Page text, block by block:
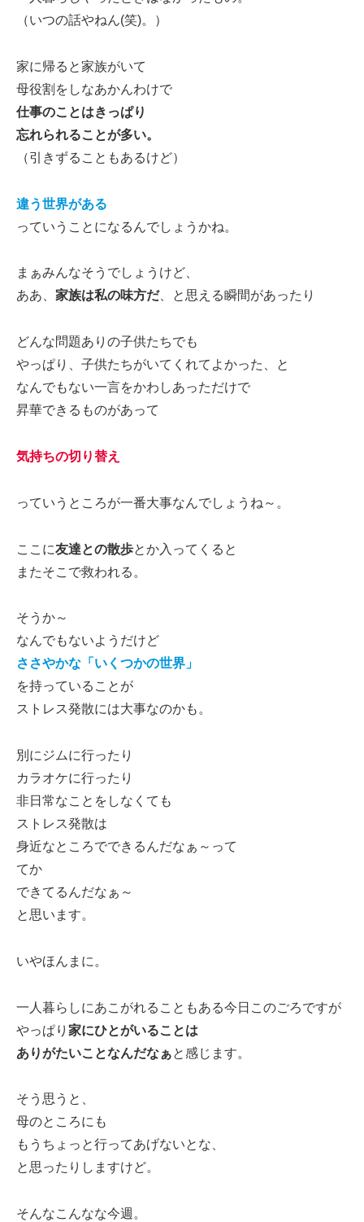
（いつの話やねん(笑)。）
家に帰ると家族がいて
母役割をしなあかんわけで
仕事のことはきっぱり
忘れられることが多い。
（引きずることもあるけど）
違う世界がある
っていうことになるんでしょうかね。
まぁみんなそうでしょうけど、
ああ、 家族は私の味方だ、と思える瞬間があったり
どんな問題ありの子供たちでも
やっぱり、子供たちがいてくれてよかった、と
なんでもない一言をかわしあっただけで
昇華できるものがあって
気持ちの切り替え
っていうところが一番大事なんでしょうね～。
ここに友達との散歩とか入ってくると
またそこで救われる。
そうか～
なんでもないようだけど
ささやかな「いくつかの世界」
を持っていることが
ストレス発散には大事なのかも。
別にジムに行ったり
カラオケに行ったり
非日常なことをしなくても
ストレス発散は
身近なところでできるんだなぁ～って
てか
できてるんだなぁ～
と思います。
いやほんまに。
一人暮らしにあこがれることもある今日このごろですが
やっぱり 家にひとがいることは
ありがたいことなんだなぁと感じます。
そう思うと、
母のところにも
もうちょっと行ってあげないとな、
と思ったりしますけど。
そんなこんなな今週。